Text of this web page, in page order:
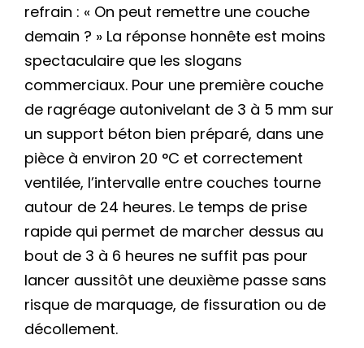
refrain : « On peut remettre une couche
demain ? » La réponse honnête est moins
spectaculaire que les slogans
commerciaux. Pour une première couche
de ragréage autonivelant de 3 à 5 mm sur
un support béton bien préparé, dans une
pièce à environ 20 °C et correctement
ventilée, l’intervalle entre couches tourne
autour de 24 heures. Le temps de prise
rapide qui permet de marcher dessus au
bout de 3 à 6 heures ne suffit pas pour
lancer aussitôt une deuxième passe sans
risque de marquage, de fissuration ou de
décollement.